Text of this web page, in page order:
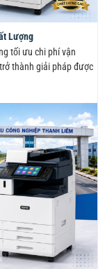
Lượng
tối ưu chi phí vận
thành giải pháp được